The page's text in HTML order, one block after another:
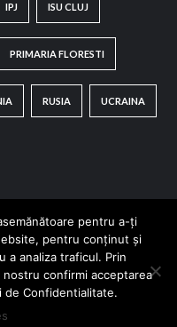
IPJ ISU CLUJ
PRIMARIA FLORESTI
RUSIA UCRAINA
|CoverNewsby AF
pentru a-ți
pentru conținut și
a analiza traficul. Prin
confirmi acceptarea
de Confidentialitate.